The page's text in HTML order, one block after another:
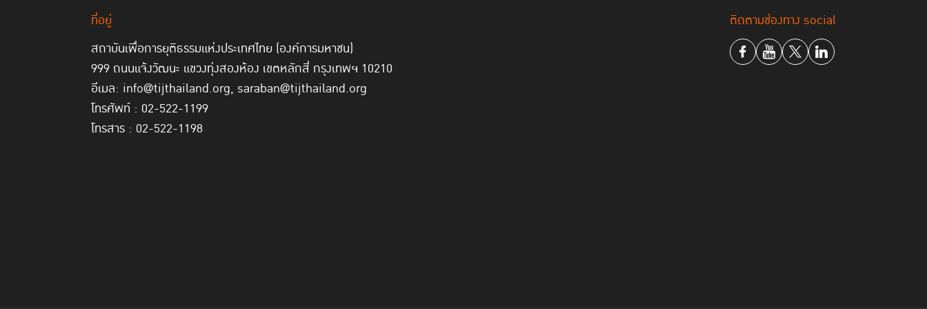
ที่อยู่
สถาบันเพื่อการยุติธรรมแห่งประเทศไทย (องค์การมหาชน)
999 ถนนแจ้งวัฒนะ แขวงทุ่งสองห้อง เขตหลักสี่ กรุงเทพฯ 10210
อีเมล: info@tijthailand.org, saraban@tijthailand.org
โทรศัพท์ : 02-522-1199
โทรสาร : 02-522-1198
ติดตามช่องทาง social